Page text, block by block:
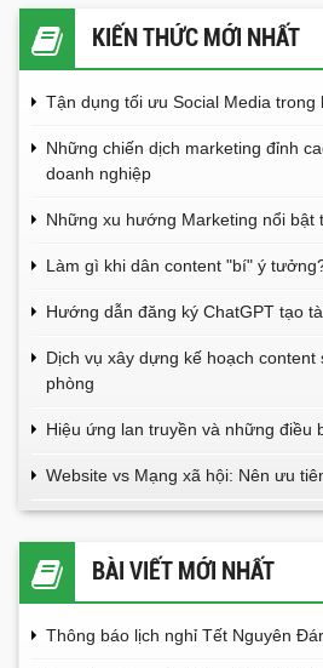
KIẾN THỨC MỚI NHẤT
Tận dụng tối ưu Social Media trong
Những chiến dịch marketing đỉnh
doanh nghiệp
Những xu hướng Marketing nổi bật
Làm gì khi dân content "bí" ý
Hướng dẫn đăng ký ChatGPT tạo
Dịch vụ xây dựng kế hoạch content
phòng
Hiệu ứng lan truyền và những điều
Website vs Mạng xã hội: Nên ưu
BÀI VIẾT MỚI NHẤT
Thông báo lịch nghỉ Tết Nguyên